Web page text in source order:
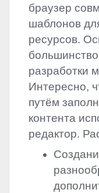
браузер
шаблонов
ресурсов.
разработки
Интересно,
путём
контента
редактор.